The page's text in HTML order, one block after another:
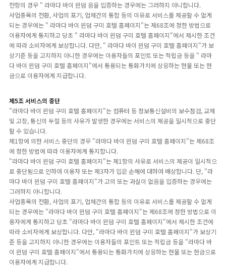
전항의 경우 " 라마다 바이 윈덤 음을 입증하는 경우에는 그러하지 아니합니다.
사업종목의 전환, 사업의 포기, 업체간의 통합 등의 이유로 서비스를 제공할 수 없게
되는 경우에는 " 라마다 바이 윈덤 구미 호텔 홈페이지"는 제68조에 정한 방법으로
이용자에게 통지하고 당초 " 라마다 바이 윈덤 구미 호텔 홈페이지"에서 제시한 조건
에 따라 소비자에게 보상합니다. 다만, " 라마다 바이 윈덤 구미 호텔 홈페이지"가 보
상기준 등을 고지하지 아니한 경우에는 이용자들의 포인트 또는 적립금 등을 " 라마
다 바이 윈덤 구미 호텔 홈페이지"에서 통용되는 통화가치에 상응하는 현물 또는 현
금으로 이용자에게 지급합니다.
제5조 서비스의 중단
"라마다 바이 윈덤 구미 호텔 홈페이지"는 컴퓨터 등 정보통신설비의 보수점검, 교체
및 고장, 통신의 두절 등의 사유가 발생한 경우에는 서비스의 제공을 일시적으로 중단
할 수 있습니다.
제1항에 의한 서비스 중단의 경우 "라마다 바이 윈덤 구미 호텔 홈페이지"는 제68조
에 정한 방법에 따라 이용자에게 통지합니다.
"라마다 바이 윈덤 구미 호텔 홈페이지"는 제1항의 사유로 서비스의 제공이 일시적으
로 중단됨으로 인하여 이용자 또는 제3자가 입은 손해에 대하여 배상합니다. 단, "라
마다 바이 윈덤 구미 호텔 홈페이지"가 고의 또는 과실이 없음을 입증하는 경우에는
그러하지 아니합니다.
사업종목의 전환, 사업의 포기, 업체간의 통합 등의 이유로 서비스를 제공할 수 없게
되는 경우에는 "라마다 바이 윈덤 구미 호텔 홈페이지"는 제68조에 정한 방법으로 이
용자에게 통지하고 당초 "라마다 바이 윈덤 구미 호텔 홈페이지"에서 제시한 조건에
따라 소비자에게 보상합니다. 다만, "라마다 바이 윈덤 구미 호텔 홈페이지"가 보상기
준 등을 고지하지 아니한 경우에는 이용자들의 포인트 또는 적립금 등을 "라마다 바
이 윈덤 구미 호텔 홈페이지"에서 통용되는 통화가치에 상응하는 현물 또는 현금으로
이용자에게 지급합니다.